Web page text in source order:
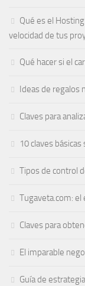
Qué es el
velocidad de tus
Qué hacer si el
Ideas de regalos
Claves para
10 claves
Tipos de control
Tugaveta.com: el
Claves para
El imparable
Guía de